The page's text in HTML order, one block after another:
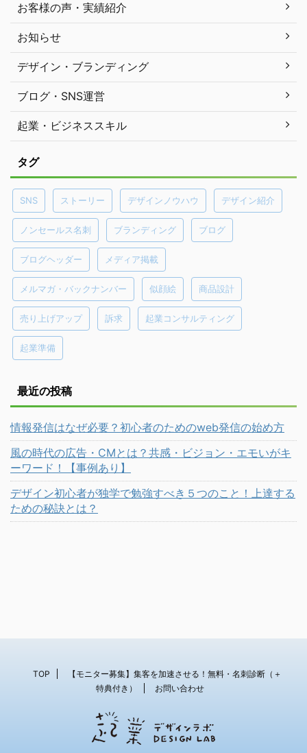
お客様の声・実績紹介
お知らせ
デザイン・ブランディング
ブログ・SNS運営
起業・ビジネススキル
タグ
SNS ストーリー デザインノウハウ デザイン紹介
ノンセールス名刺 ブランディング ブログ
ブログヘッダー メディア掲載
メルマガ・バックナンバー 似顔絵 商品設計
売り上げアップ 訴求 起業コンサルティング
起業準備
最近の投稿
情報発信はなぜ必要？初心者のためのweb発信の始め方
風の時代の広告・CMとは？共感・ビジョン・エモいがキ
ーワード！【事例あり】
デザイン初心者が独学で勉強すべき５つのこと！上達する
ための秘訣とは？
TOP
【モニター募集】集客を加速させる！無料・名刺診断（＋
特典付き）
お問い合わせ